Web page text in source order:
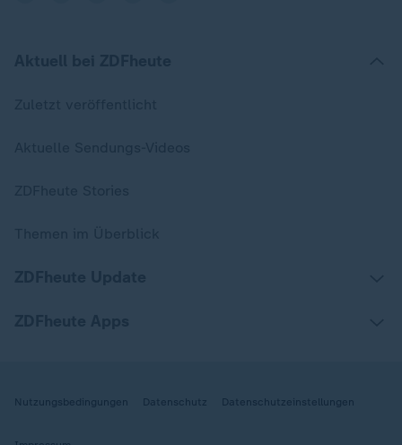
Nutzungsbedingungen Datenschutz Datenschutzeinstellungen